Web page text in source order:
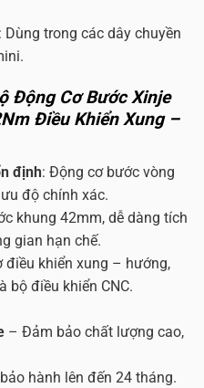
: Dùng trong các dây chuyền
Động Cơ Bước Xinje
Điều Khiển Xung –
định: Động cơ bước vòng
độ chính xác.
khung 42mm, dễ dàng tích
gian hạn chế.
điều khiển xung – hướng,
bộ điều khiển CNC.
– Đảm bảo chất lượng cao,
hành lên đến 24 tháng.